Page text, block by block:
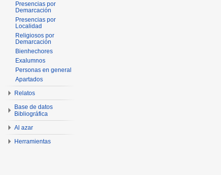
Presencias por
Demarcación
Presencias por
Localidad
Religiosos por
Demarcación
Bienhechores
Exalumnos
Personas en general
Apartados
Relatos
Base de datos
Bibliográfica
Al azar
Herramientas